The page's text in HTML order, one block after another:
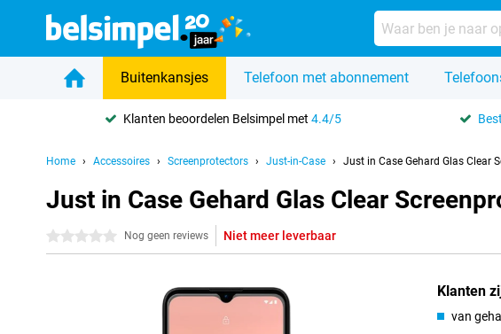
Buitenkansjes Telefoon met abonnement
Klanten beoordelen Belsimpel met4.4/5
Home Accessoires Screenprotectors Just-in-Case Just in Case Gehard Glas Clear
Just in Case Gehard Glas Clear
0 sterren Nog geen reviews Niet meer leverbaar
Klanten
van